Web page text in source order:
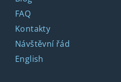
FAQ
Kontakty
Návštěvní řád
English